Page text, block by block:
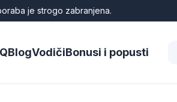
je strogo zabranjena.
BlogVodičiBonusi i popusti